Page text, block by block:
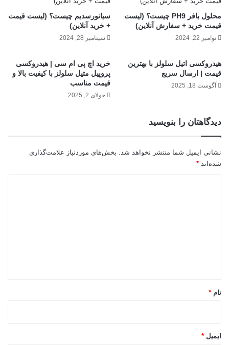
محلول بافر PH9 چیست؟ (لیست
قیمت خرید + سفارش آنلاین)
نوامبر 22, 2024
سیانورسدیم چیست؟ (لیست قیمت
+ خرید آنلاین)
سپتامبر 28, 2024
هیدروکسی اتیل سلولز با بهترین
قیمت | ارسال سریع
آگوست 18, 2025
خرید اچ پی ام سی | هیدروکسی
پروپیل متیل سلولز با کیفیت بالا و
قیمت مناسب
جولای 2, 2025
دیدگاهتان را بنویسید
نشانی ایمیل شما منتشر نخواهد شد.
بخش‌های موردنیاز علامت‌گذاری
شده‌اند *
نام *
ایمیل *